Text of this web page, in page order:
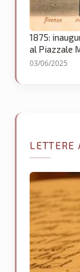
1875:
al Piazzale
03/06/2025
LETTERE